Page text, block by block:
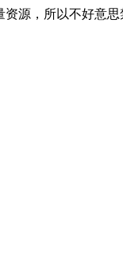
源，所以不好意